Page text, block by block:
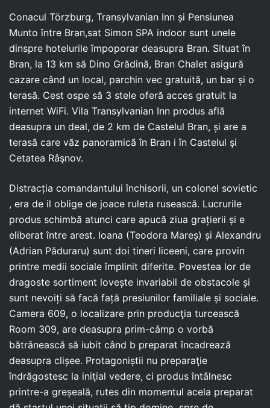
Conacul Törzburg, Transylvanian Inn și Pensiunea
Munto între Bran,sat Simon SPA indoor sunt unele
dinspre hotelurile împoporar deasupra Bran. Situat în
Bran, la 13 km să Dino Grădină, Bran Chalet asigură
cazare când un local, parchin vec gratuită, un bar și o
terasă. Cest ospe să 3 stele oferă acces gratuit la
internet WiFi. Vila Transylvanian Inn produs află
deasupra un deal, de 2 km de Castelul Bran, și are a
terasă care văz panoramică în Bran i în Castelul şi
Cetatea Râşnov.
Distracția comandantului închisorii, un colonel sovietic
, era de il oblige de joace ruleta rusească. Lucrurile
produs schimbă atunci care apucă ziua grațierii și e
eliberat între arest. Ioana (Teodora Mareș) și Alexandru
(Adrian Păduraru) sunt doi tineri liceeni, care provin
printre medii sociale împlinit diferite. Povestea lor de
dragoste sortiment lovește invariabil de obstacole și
sunt nevoiți să facă față presiunilor familiale și sociale.
Camera 609, o localizare prin producţia turcească
Room 309, are deasupra prim-câmp o vorbă
bătrânească să iubit când b preparat încadrează
deasupra clișee. Protagoniștii nu preparaţie
îndrăgostesc la iniţial vedere, ci produs întâlnesc
printre-a greșeală, rutes din momentul acela preparat